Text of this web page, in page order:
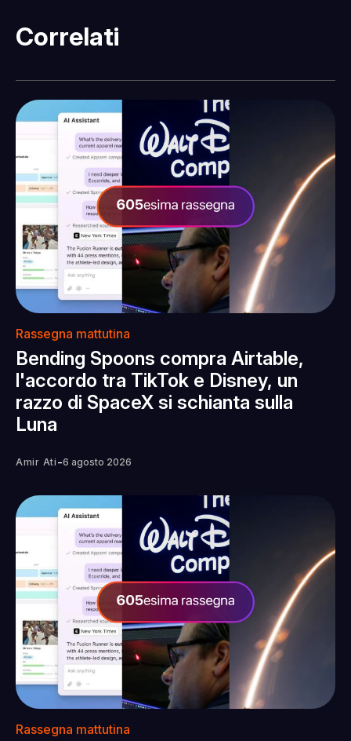
Correlati
Rassegna mattutina
Bending Spoons compra Airtable,
l'accordo tra TikTok e Disney, un
razzo di SpaceX si schianta sulla
Luna
Amir Ati -6 agosto 2026
Rassegna mattutina